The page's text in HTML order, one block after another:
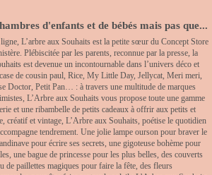
d'enfants et de bébés mais pas que...
L’arbre aux Souhaits est la petite sœur du Concept Store
Plébiscitée par les parents, reconnue par la presse, la
est devenue un incontournable dans l’univers déco et
de cousin paul, Rice, My Little Day, Jellycat, Meri meri,
Doctor, Petit Pan… : à travers une multitude de marques
L’Arbre aux Souhaits vous propose toute une gamme
et une ribambelle de petits cadeaux à offrir aux petits et
créatif et vintage, L’Arbre aux Souhaits, poétise le quotidien
tendrement. Une jolie lampe ourson pour braver le
pour écrire ses secrets, une gigoteuse bohème pour
une bague de princesse pour les plus belles, des couverts
de paillettes magiques pour faire la fête, des fleurs